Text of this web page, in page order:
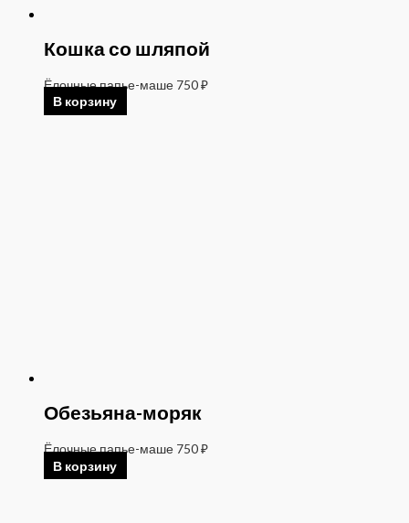
Кошка со шляпой
Ёлочные папье-маше 750₽
В корзину
Обезьяна-моряк
Ёлочные папье-маше 750₽
В корзину